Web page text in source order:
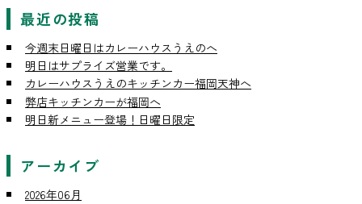
最近の投稿
今週末日曜日はカレーハウスうえのへ
明日はサプライズ営業です。
カレーハウスうえのキッチンカー福岡天神へ
弊店キッチンカーが福岡へ
明日新メニュー登場！日曜日限定
アーカイブ
2026年06月